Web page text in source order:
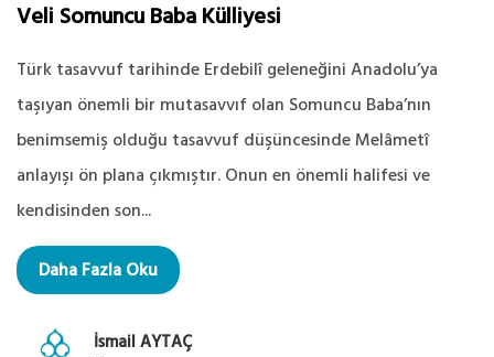
Veli Somuncu Baba Külliyesi
Türk tasavvuf tarihinde Erdebilî geleneğini Anadolu’ya
taşıyan önemli bir mutasavvıf olan Somuncu Baba’nın
benimsemiş olduğu tasavvuf düşüncesinde Melâmetî
anlayışı ön plana çıkmıştır. Onun en önemli halifesi ve
kendisinden son...
Daha Fazla Oku
İsmail AYTAÇ